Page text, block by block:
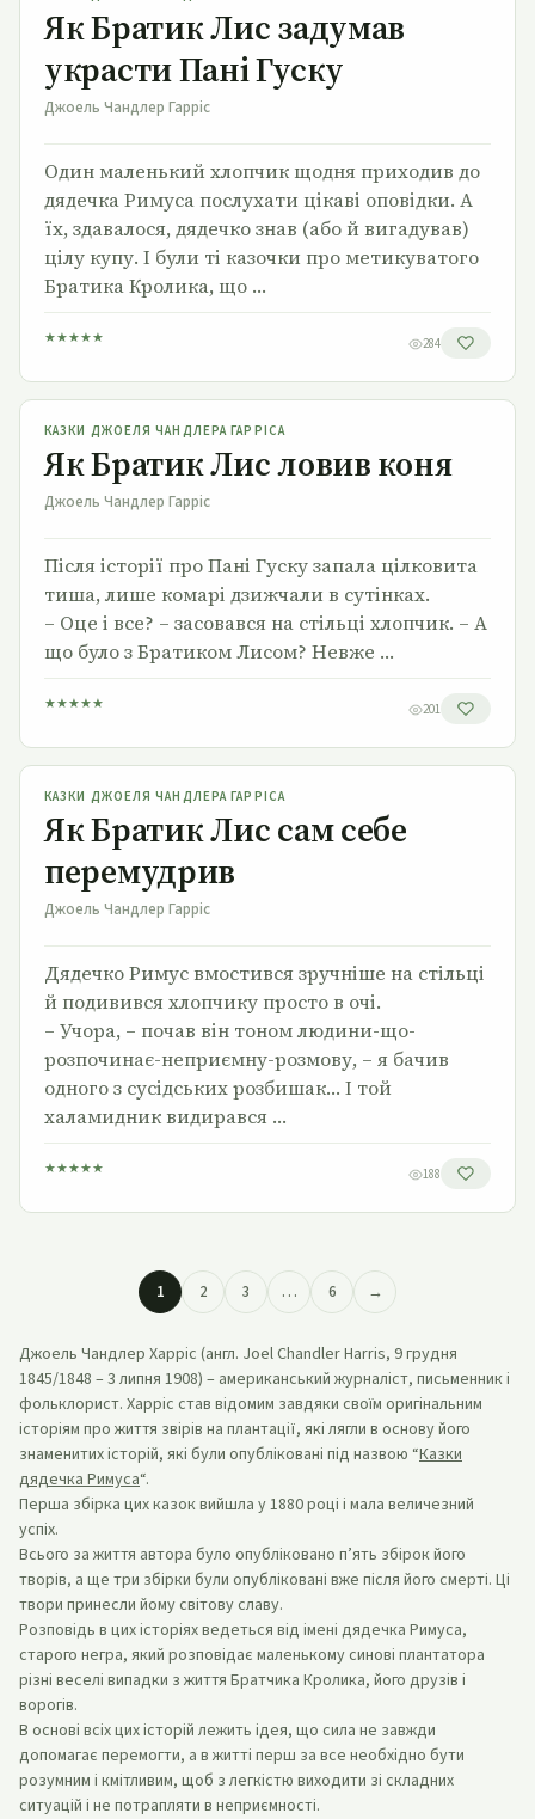
Як Братик Лис задумав
украсти Пані Гуску
Джоель Чандлер Гарріс
Один маленький хлопчик щодня приходив до
дядечка Римуса послухати цікаві оповідки. А
їх, здавалося, дядечко знав (або й вигадував)
цілу купу. І були ті казочки про метикуватого
Братика Кролика, що …
★★★★★ 284
Як Братик Лис ловив коня
КАЗКИ ДЖОЕЛЯ ЧАНДЛЕРА ГАРРІСА
Як Братик Лис ловив коня
Джоель Чандлер Гарріс
Після історії про Пані Гуску запала цілковита
тиша, лише комарі дзижчали в сутінках.
– Оце і все? – засовався на стільці хлопчик. – А
що було з Братиком Лисом? Невже …
★★★★★ 201
Як Братик Лис сам себе перемудрив
КАЗКИ ДЖОЕЛЯ ЧАНДЛЕРА ГАРРІСА
Як Братик Лис сам себе
перемудрив
Джоель Чандлер Гарріс
Дядечко Римус вмостився зручніше на стільці
й подивився хлопчику просто в очі.
– Учора, – почав він тоном людини-що-
розпочинає-неприємну-розмову, – я бачив
одного з сусідських розбишак… І той
халамидник видирався …
★★★★★ 188
1 2 3 … 6 →
Джоель Чандлер Харріс (англ. Joel Chandler Harris, 9 грудня
1845/1848 – 3 липня 1908) – американський журналіст, письменник і
фольклорист. Харріс став відомим завдяки своїм оригінальним
історіям про життя звірів на плантації, які лягли в основу його
знаменитих історій, які були опубліковані під назвою “Казки
дядечка Римуса“.
Перша збірка цих казок вийшла у 1880 році і мала величезний
успіх.
Всього за життя автора було опубліковано п’ять збірок його
творів, а ще три збірки були опубліковані вже після його смерті. Ці
твори принесли йому світову славу.
Розповідь в цих історіях ведеться від імені дядечка Римуса,
старого негра, який розповідає маленькому синові плантатора
різні веселі випадки з життя Братчика Кролика, його друзів і
ворогів.
В основі всіх цих історій лежить ідея, що сила не завжди
допомагає перемогти, а в житті перш за все необхідно бути
розумним і кмітливим, щоб з легкістю виходити зі складних
ситуацій і не потрапляти в неприємності.